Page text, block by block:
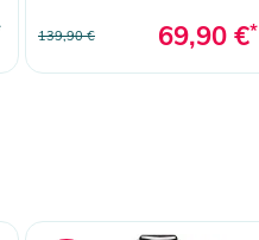
139,90 € 69,90 €*